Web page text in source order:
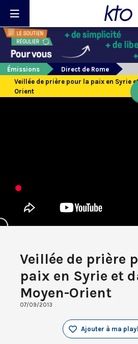
Émissions
Direct de Rome
Veillée de prière pour la paix en Syrie
Orient
Veillée de prière
paix en Syrie et
Moyen-Orient
07/09/2013
Ajouter à ma